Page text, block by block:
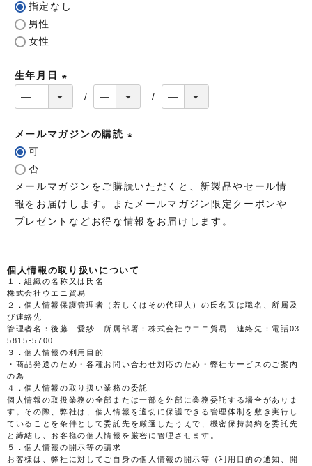
(
必
須
指定なし
男性
女性
生年月日
(
須
メールマガジンの購読
須
)
可
否
メールマガジンをご購読いただくと、新製品やセール情
報をお届けします。またメールマガジン限定クーポンや
プレゼントなどお得な情報をお届けします。
個人情報の取り扱いについて
１．組織の名称又は氏名
株式会社ウエニ貿易
２．個人情報保護管理者（若しくはその代理人）の氏名又は職名、所属及
び連絡先
管理者名：後藤 愛紗 所属部署：株式会社ウエニ貿易 連絡先：電話03-
5815-5700
３．個人情報の利用目的
・商品発送のため・各種お問い合わせ対応のため・弊社サービスのご案内
の為
４．個人情報の取り扱い業務の委託
個人情報の取扱業務の全部または一部を外部に業務委託する場合がありま
す。その際、弊社は、個人情報を適切に保護できる管理体制を敷き実行し
ていることを条件として委託先を厳選したうえで、機密保持契約を委託先
と締結し、お客様の個人情報を厳密に管理させます。
５．個人情報の開示等の請求
お客様は、弊社に対してご自身の個人情報の開示等（利用目的の通知、開